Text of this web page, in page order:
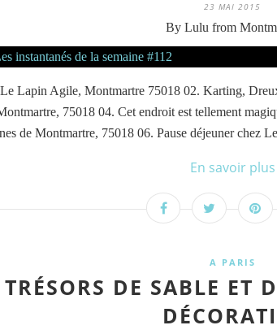
23 MAI 2015
By Lulu from
Lapin Agile, Montmartre 75018 02. Karting,
75018 04. Cet endroit est tellement
de Montmartre, 75018 06. Pause déjeuner chez
En savoir plus
A PARIS
TRÉSORS DE SABLE ET